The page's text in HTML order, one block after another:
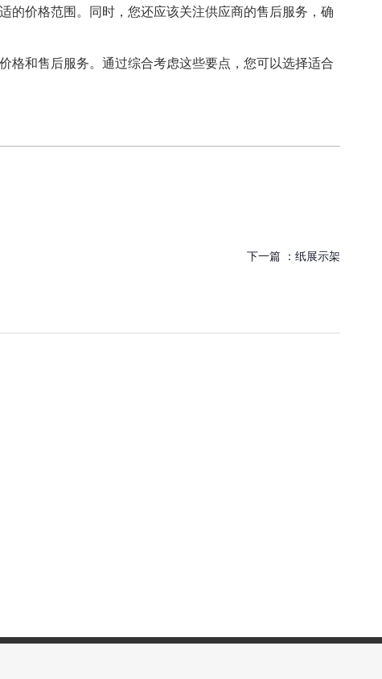
的价格范围。同时，您还应该关注供应商的售后服务，确
格和售后服务。通过综合考虑这些要点，您可以选择适合
下一篇 ： 纸展示架